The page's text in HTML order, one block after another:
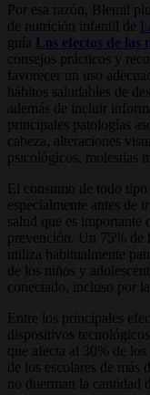
Por esa razón, Blemil
de nutrición infantil de
guía Los efectos de las
consejos prácticos y
favorecer un uso
hábitos saludables de
además de incluir
principales patologías
cabeza, alteraciones
psicológicos, molestias
El consumo de todo
especialmente antes de
salud que es importante
prevención. Un 75% de
utiliza habitualmente
de los niños y
conectado, incluso por la
Entre los principales
dispositivos
que afecta al 30% de
de los escolares de más
no duerman la cantidad